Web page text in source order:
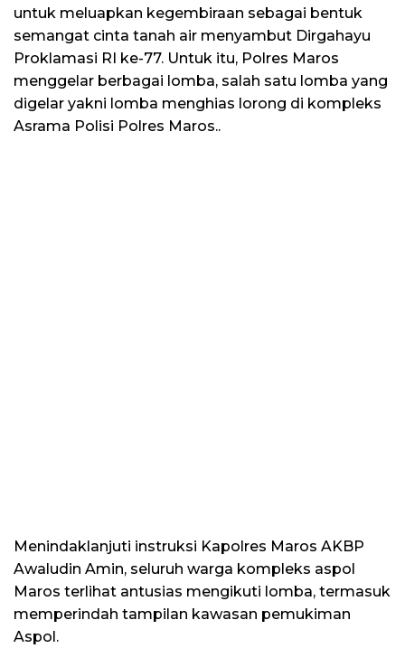
untuk meluapkan kegembiraan sebagai bentuk
semangat cinta tanah air menyambut Dirgahayu
Proklamasi RI ke-77. Untuk itu, Polres Maros
menggelar berbagai lomba, salah satu lomba yang
digelar yakni lomba menghias lorong di kompleks
Asrama Polisi Polres Maros..
Menindaklanjuti instruksi Kapolres Maros AKBP
Awaludin Amin, seluruh warga kompleks aspol
Maros terlihat antusias mengikuti lomba, termasuk
memperindah tampilan kawasan pemukiman
Aspol.